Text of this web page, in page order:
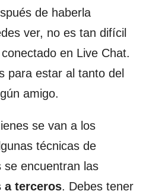
de haberla
ver, no es tan difícil
en Live Chat.
para estar al tanto del
amigo.
se van a los
técnicas de
se encuentran las
a terceros. Debes tener